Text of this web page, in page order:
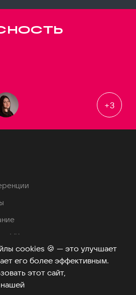
cookies 🍪 — это улучшает
его более эффективным.
этот сайт,
+3
VK
вопросы